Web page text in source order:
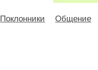
Поклонники Общение